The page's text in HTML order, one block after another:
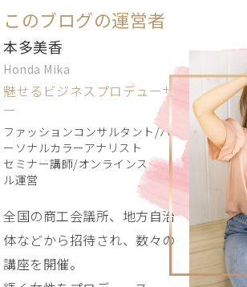
このブログの運営者
本多美香
Honda Mika
魅せるビジネスプロデューサ
ー
ファッションコンサルタント/パ
ーソナルカラーアナリスト
セミナー講師/オンラインスクー
ル運営
全国の商工会議所、地方自治
体などから招待され、数々の
講座を開催。